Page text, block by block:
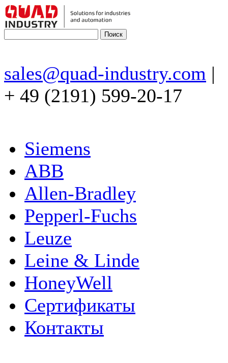
sales@quad-industry.com |
+ 49 (2191) 599-20-17
Siemens
ABB
Allen-Bradley
Pepperl-Fuchs
Leuze
Leine & Linde
HoneyWell
Сертификаты
Контакты